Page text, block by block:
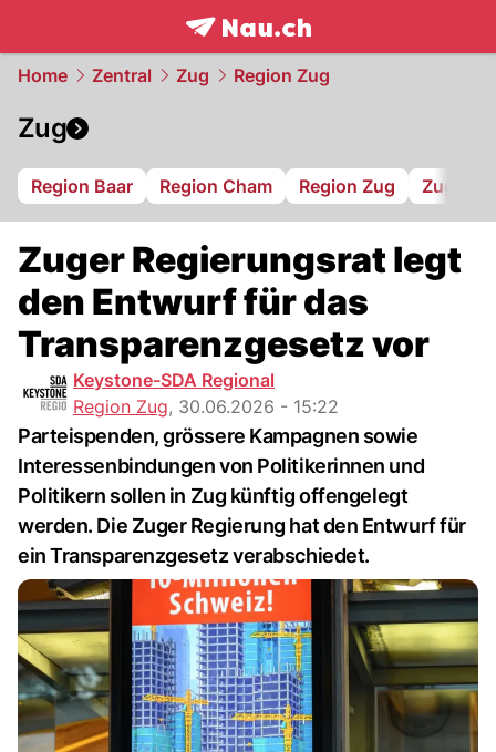
frontpage.NAU.ch
Home Zentral Zug Region Zug
Zug
Region Baar Region Cham Region Zug Zug 94
Zuger Regierungsrat legt
den Entwurf für das
Transparenzgesetz vor
Keystone-SDA Regional
Region Zug, 30.06.2026 - 15:22
Parteispenden, grössere Kampagnen sowie
Interessenbindungen von Politikerinnen und
Politikern sollen in Zug künftig offengelegt
werden. Die Zuger Regierung hat den Entwurf für
ein Transparenzgesetz verabschiedet.